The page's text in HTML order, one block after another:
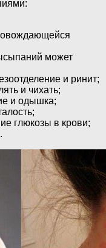
может
и ринит;
и чихать;
и одышка;
глюкозы в крови;